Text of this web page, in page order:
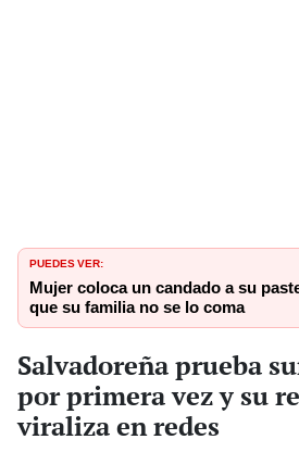
PUEDES VER:
Mujer coloca un candado a su
que su familia no se lo coma
Salvadoreña prueba
por primera vez y su
viraliza en redes